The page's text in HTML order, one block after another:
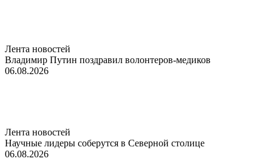
Лента новостей
Владимир Путин поздравил волонтеров-медиков
06.08.2026
Лента новостей
Научные лидеры соберутся в Северной столице
06.08.2026